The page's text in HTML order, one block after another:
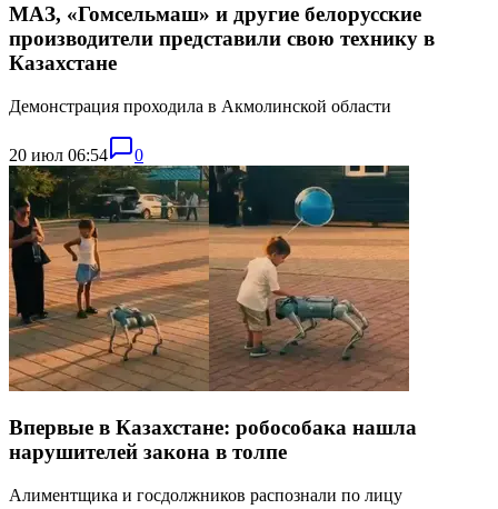
МАЗ, «Гомсельмаш» и другие белорусские
производители представили свою технику в
Казахстане
Демонстрация проходила в Акмолинской области
20 июл 06:54 0
Впервые в Казахстане: робособака нашла
нарушителей закона в толпе
Алиментщика и госдолжников распознали по лицу